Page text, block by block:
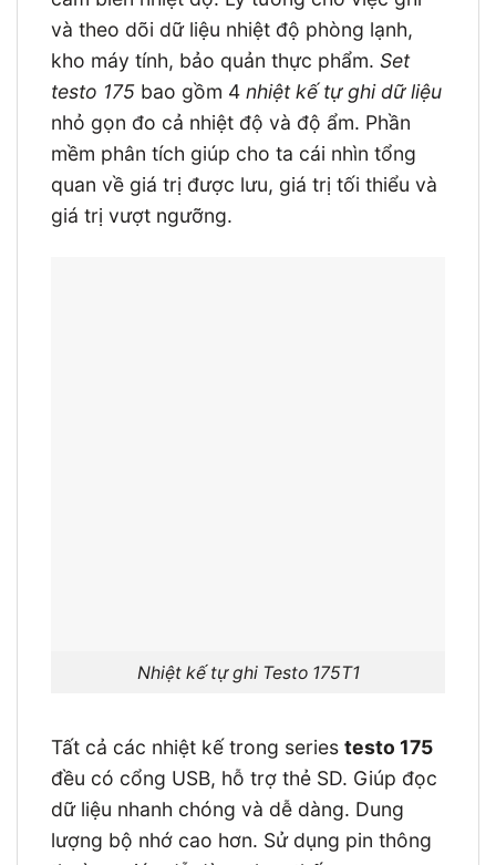
và theo dõi dữ liệu nhiệt độ phòng lạnh,
kho máy tính, bảo quản thực phẩm. Set
testo 175 bao gồm 4 nhiệt kế tự ghi dữ liệu
nhỏ gọn đo cả nhiệt độ và độ ẩm. Phần
mềm phân tích giúp cho ta cái nhìn tổng
quan về giá trị được lưu, giá trị tối thiểu và
giá trị vượt ngưỡng.
Nhiệt kế tự ghi Testo 175T1
Tất cả các nhiệt kế trong series testo 175
đều có cổng USB, hỗ trợ thẻ SD. Giúp đọc
dữ liệu nhanh chóng và dễ dàng. Dung
lượng bộ nhớ cao hơn. Sử dụng pin thông